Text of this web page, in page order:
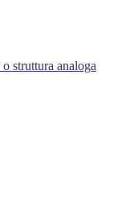
struttura analoga